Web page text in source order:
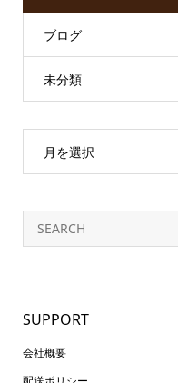
ブログ
未分類
月を選択
SUPPORT
会社概要